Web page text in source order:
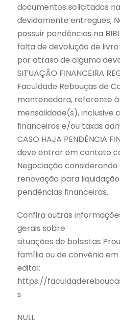
documentos solicitados
devidamente entregues;
possuir pendências na
falta de devolução de
por atraso de alguma
SITUAÇÃO FINANCEIRA
Faculdade Rebouças de
mantenedora, referente
mensalidade(s), inclusive
financeiros e/ou taxas
CASO HAJA PENDÊNCIA
deve entrar em contato
Negociação considerando
renovação para
pendências financeiras.
Confira outras
gerais sobre
situações de bolsistas
família ou de convênio em
edital:
https://
s
NULL